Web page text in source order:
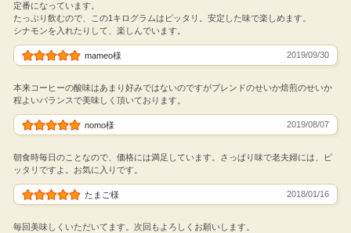
定番になっています。
たっぷり飲むので、この1キログラムはピッタリ。安定した味で楽しめます。
シナモンを入れたりして、楽しんでいます。
mameo様 2019/09/30
本来コーヒーの酸味はあまり好みではないのですがブレンドのせいか焙煎のせいか
程よいバランスで美味しく頂いております。
nomo様 2019/08/07
朝食時毎日のことなので、価格には満足しています。さっぱり味で老夫婦には、ピ
ッタリですよ。お気に入りです。
たまご様 2018/01/16
毎回美味しくいただいてます。次回もよろしくお願いします。